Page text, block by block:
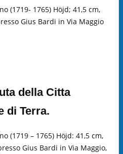
(1719- 1765) Höjd; 41,5 cm,
Gius Bardi in Via Maggio
della Citta
di Terra.
(1719 – 1765) Höjd: 41,5 cm,
Gius Bardi in Via Maggio,